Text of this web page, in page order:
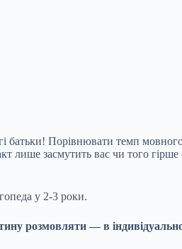
Порівнювати темп
лише засмутить вас чи того
у 2-3 роки.
розмовляти — в